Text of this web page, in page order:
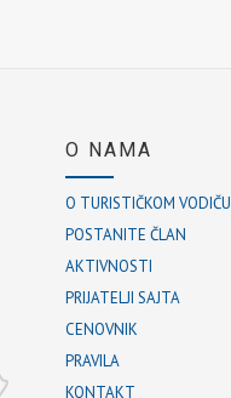
O NAMA
O TURISTIČKOM VODIČU
POSTANITE ČLAN
AKTIVNOSTI
PRIJATELJI SAJTA
CENOVNIK
PRAVILA
KONTAKT